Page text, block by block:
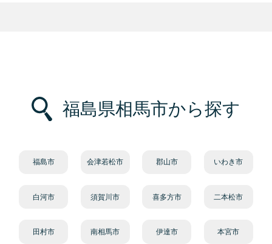
福島県相馬市から探す
福島市 会津若松市 郡山市 いわき市
白河市 須賀川市 喜多方市 二本松市
田村市 南相馬市 伊達市 本宮市